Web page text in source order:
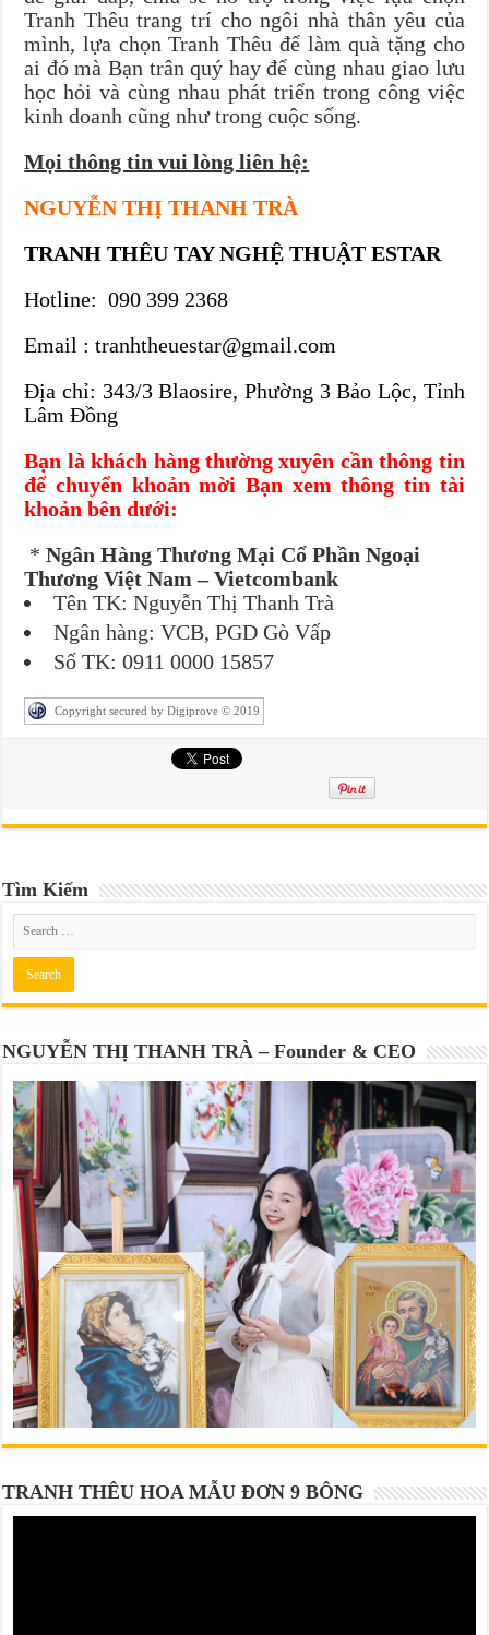
Tranh Thêu trang trí cho ngôi nhà thân yêu của
mình, lựa chọn Tranh Thêu để làm quà tặng cho
ai đó mà Bạn trân quý hay để cùng nhau giao lưu
học hỏi và cùng nhau phát triển trong công việc
kinh doanh cũng như trong cuộc sống.
Mọi thông tin vui lòng liên hệ:
NGUYỄN THỊ THANH TRÀ
TRANH THÊU TAY NGHỆ THUẬT ESTAR
Hotline:090 399 2368
Email : tranhtheuestar@gmail.com
Địa chỉ: 343/3 Blaosire, Phường 3 Bảo Lộc, Tỉnh
Lâm Đồng
Bạn là khách hàng thường xuyên cần thông tin
để chuyển khoản mời Bạn xem thông tin tài
khoản bên dưới:
*Ngân Hàng Thương Mại Cổ Phần Ngoại
Thương Việt Nam – Vietcombank
Tên TK: Nguyễn Thị Thanh Trà
Ngân hàng: VCB, PGD Gò Vấp
Số TK: 0911 0000 15857
Copyright secured by Digiprove © 2019
Tìm Kiếm
NGUYỄN THỊ THANH TRÀ – Founder & CEO
TRANH THÊU HOA MẪU ĐƠN 9 BÔNG